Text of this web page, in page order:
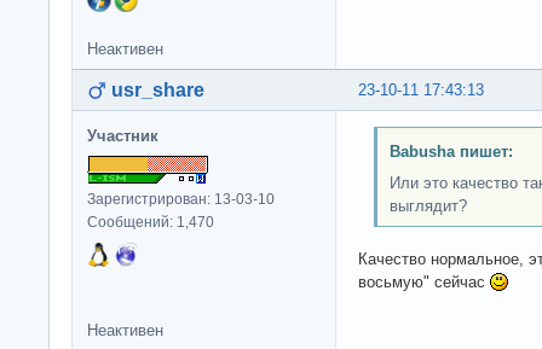
Неактивен
23-10-11 17:43:13
usr_share
Участник
Зарегистрирован: 13-03-10
Сообщений: 1,470
Babusha пишет:
Или это качество
выглядит?
Качество нормальное,
восьмую" сейчас
Неактивен